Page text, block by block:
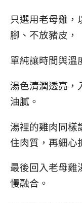
只選用老母雞，
腳、不放豬皮，
單純讓時間與溫
湯色清潤透亮，
油膩。
湯裡的雞肉同樣
住肉質，再細心
最後回入老母雞
慢融合。